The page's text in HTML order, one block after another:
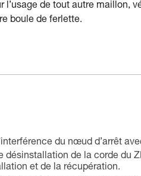
l’usage de tout autre maillon,
boule de ferlette.
du nœud d’arrêt
désinstallation de la corde du
et de la récupération.